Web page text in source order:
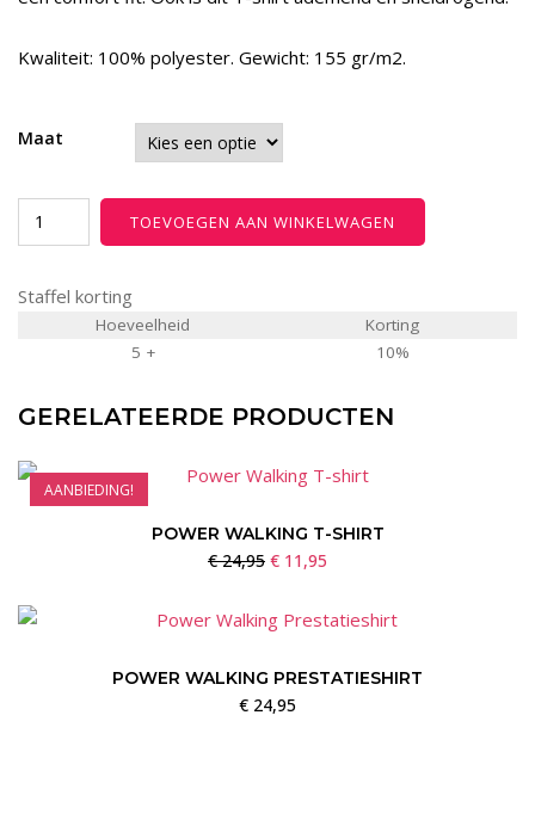
€ 24,95.€ 17,97.
Kwaliteit: 100% polyester. Gewicht: 155 gr/m2.
Maat
Power
Walking
T-
TOEVOEGEN AAN WINKELWAGEN
Staffel korting
Hoeveelheid
Korting
5 +
10%
GERELATEERDE PRODUCTEN
AANBIEDING!
POWER WALKING T-SHIRT
€24,95 Oorspronkelijke
was:
€ 11,95
is:
POWER WALKING PRESTATIESHIRT
€ 24,95